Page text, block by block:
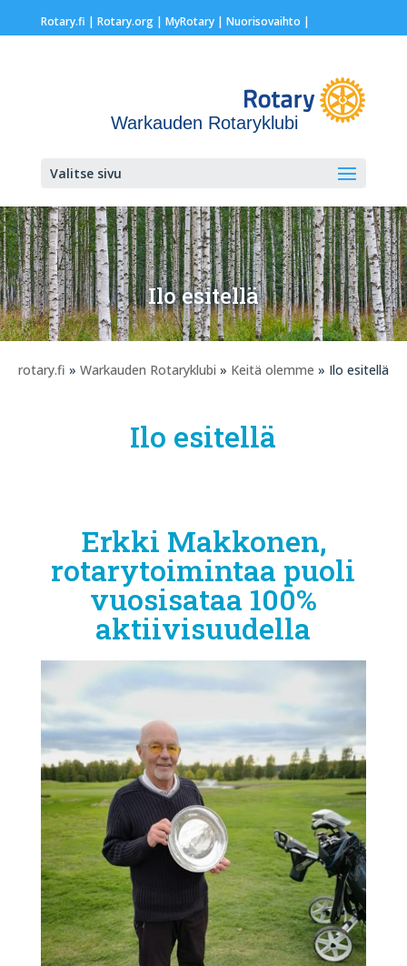
Rotary.fi | Rotary.org| MyRotary | Nuorisovaihto |
Warkauden Rotaryklubi
Valitse sivu
Ilo esitellä
rotary.fi » Warkauden Rotaryklubi » Keitä olemme » Ilo esitellä
Ilo esitellä
Erkki Makkonen,
rotarytoimintaa puoli
vuosisataa 100%
aktiivisuudella